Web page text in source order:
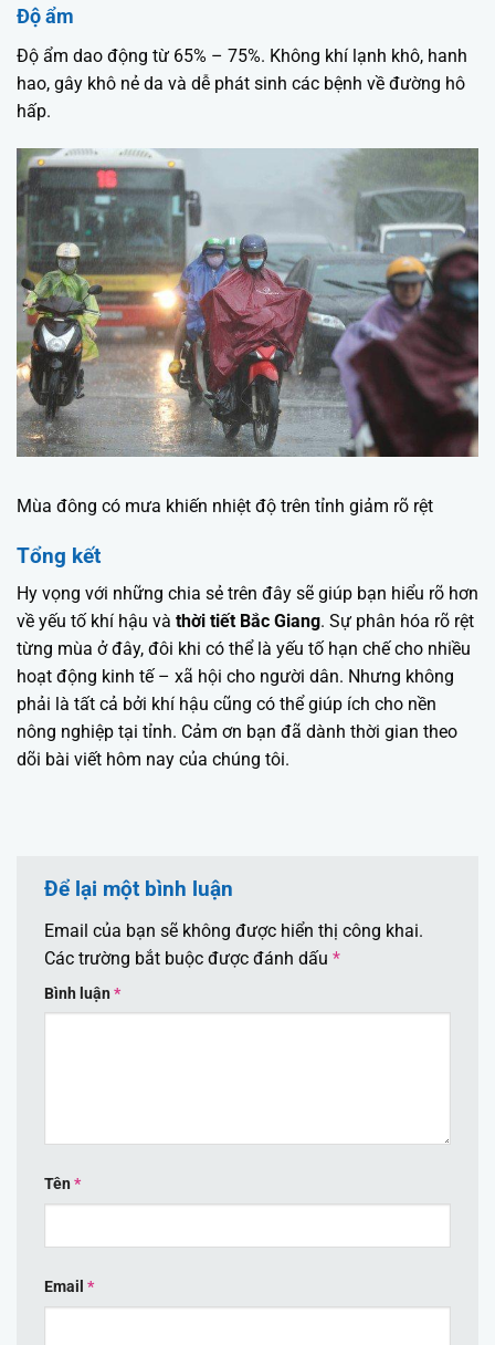
Độ ẩm
Độ ẩm dao động từ 65% – 75%. Không khí lạnh khô, hanh
hao, gây khô nẻ da và dễ phát sinh các bệnh về đường hô
hấp.
Mùa đông có mưa khiến nhiệt độ trên tỉnh giảm rõ rệt
Tổng kết
Hy vọng với những chia sẻ trên đây sẽ giúp bạn hiểu rõ hơn
về yếu tố khí hậu và thời tiết Bắc Giang. Sự phân hóa rõ rệt
từng mùa ở đây, đôi khi có thể là yếu tố hạn chế cho nhiều
hoạt động kinh tế – xã hội cho người dân. Nhưng không
phải là tất cả bởi khí hậu cũng có thể giúp ích cho nền
nông nghiệp tại tỉnh. Cảm ơn bạn đã dành thời gian theo
dõi bài viết hôm nay của chúng tôi.
Để lại một bình luận
Email của bạn sẽ không được hiển thị công khai.
Các trường bắt buộc được đánh dấu *
Bình luận *
Tên *
Email *